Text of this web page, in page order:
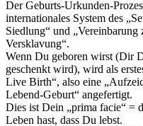
Der Geburts-Urkunden-
internationales System des
Siedlung“ und
Versklavung“.
Wenn Du geboren wirst (Dir
geschenkt wird), wird als
Live Birth“, also eine
Lebend-Geburt“ angefertigt.
Dies ist Dein „prima facie“ =
Leben hast, dass Du lebst.